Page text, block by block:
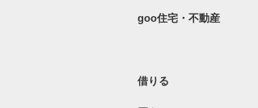
goo住宅・不動産
借りる